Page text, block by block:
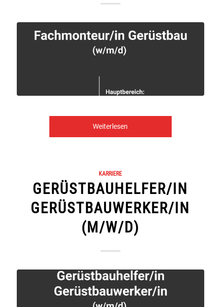
Weiterlesen
KARRIERE
GERÜSTBAUHELFER/IN
GERÜSTBAUWERKER/IN
(M/W/D)